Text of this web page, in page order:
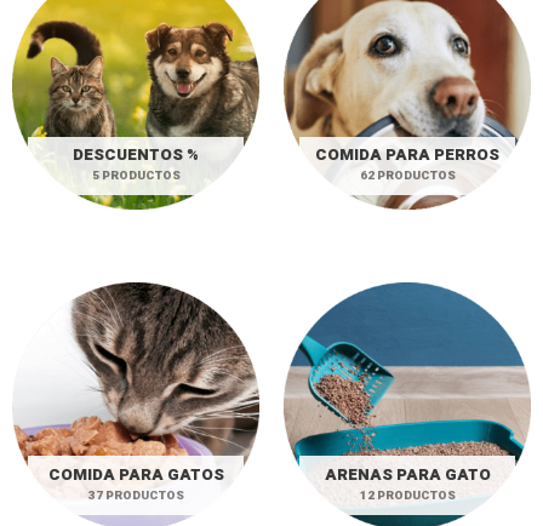
DESCUENTOS %
5 PRODUCTOS
COMIDA PARA PERROS
62 PRODUCTOS
COMIDA PARA GATOS
37 PRODUCTOS
ARENAS PARA GATO
12 PRODUCTOS